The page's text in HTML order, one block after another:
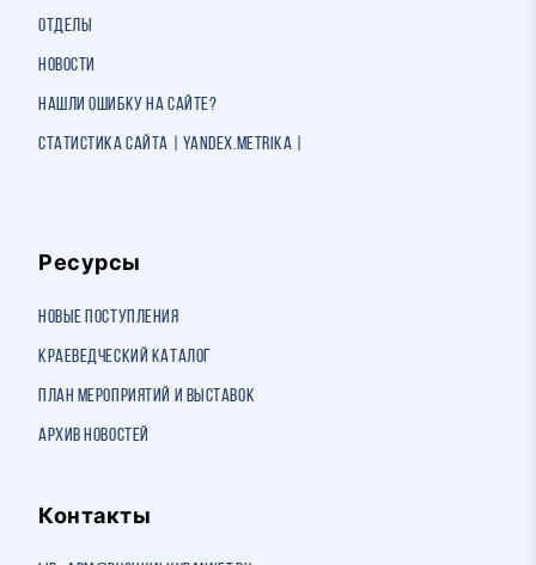
Отделы
Новости
Нашли ошибку на сайте?
Статистика сайта | Yandex.Metrika |
Ресурсы
Новые поступления
Краеведческий каталог
План мероприятий и выставок
Архив новостей
Контакты